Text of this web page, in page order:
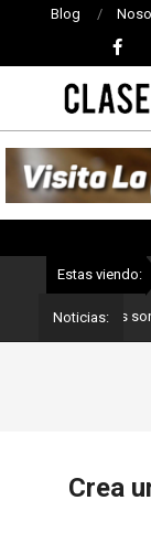
Blog
DE
Estas viendo:
Noticias:
Estos son
Crea